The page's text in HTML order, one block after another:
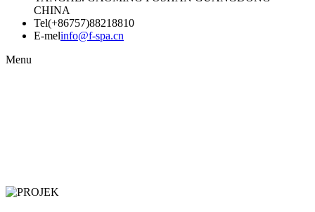
CHINA
Tel(+86757)88218810
E-melinfo@f-spa.cn
Menu